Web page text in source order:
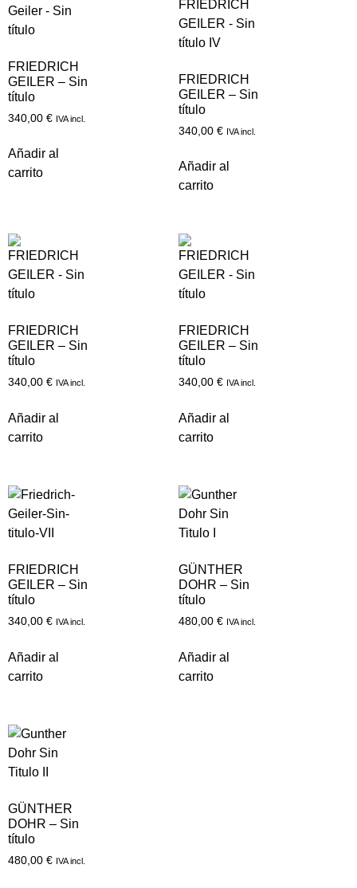
FRIEDRICH
GEILER – Sin
título
340,00 € IVA incl.
Añadir al
carrito
FRIEDRICH
GEILER – Sin
título
340,00 € IVA incl.
Añadir al
carrito
FRIEDRICH
GEILER – Sin
título
340,00 € IVA incl.
Añadir al
carrito
FRIEDRICH
GEILER – Sin
título
340,00 € IVA incl.
Añadir al
carrito
FRIEDRICH
GEILER – Sin
título
340,00 € IVA incl.
Añadir al
carrito
GÜNTHER
DOHR – Sin
título
480,00 € IVA incl.
Añadir al
carrito
GÜNTHER
DOHR – Sin
título
480,00 € IVA incl.